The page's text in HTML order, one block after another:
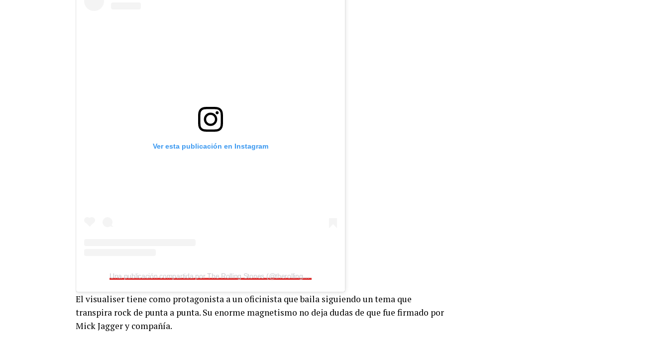
Ver esta publicación en Instagram
Una publicación compartida por The Rolling Stones (@therollingstones)
El visualiser tiene como protagonista a un oficinista que baila siguiendo un tema que
transpira rock de punta a punta. Su enorme magnetismo no deja dudas de que fue firmado por
Mick Jagger y compañía.